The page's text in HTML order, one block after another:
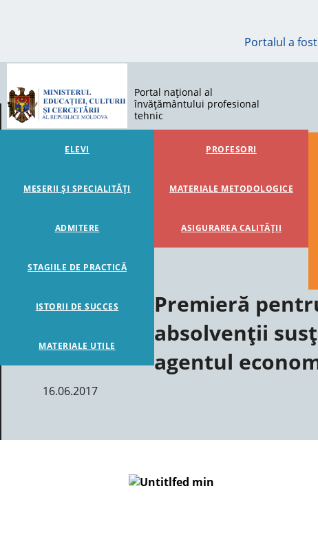
Portalul a
Portal național al
învățământului profesional
tehnic
ELEVI
MESERII ȘI SPECIALITĂȚI
ADMITERE
STAGIILE DE PRACTICĂ
ISTORII DE SUCCES
MATERIALE UTILE
PROFESORI
MATERIALE METODOLOGICE
ASIGURAREA CALITĂȚII
Premieră
absolvenții
agentul
16.06.2017